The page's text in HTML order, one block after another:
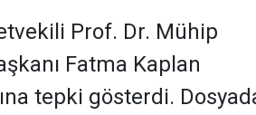
Prof. Dr. Mühip
Fatma Kaplan
tepki gösterdi.